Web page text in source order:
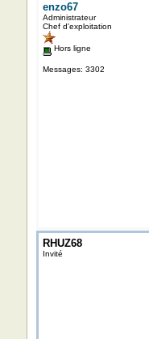
enzo67
Administrateur
Chef d'exploitation
Hors ligne
Messages: 3302
RHUZ68
Invité